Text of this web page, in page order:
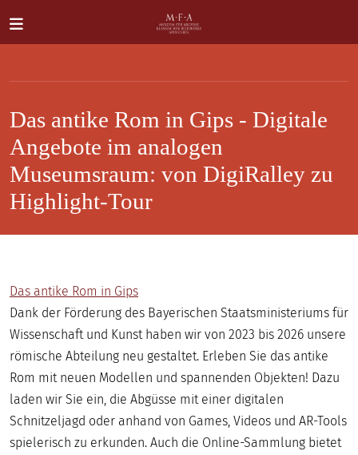
SUCHE
IHR
ANTIKE
FÜR
ALLE
MUSEUM
Das antike Rom in Gips - Digitale
Angebote im analogen
Museumsraum: von DigiRalley zu
Highlight-Tour
Das antike Rom in Gips
Dank der Förderung des Bayerischen Staatsministeriums für
Wissenschaft und Kunst haben wir von 2023 bis 2026 unsere
römische Abteilung neu gestaltet. Erleben Sie das antike
Rom mit neuen Modellen und spannenden Objekten! Dazu
laden wir Sie ein, die Abgüsse mit einer digitalen
Schnitzeljagd oder anhand von Games, Videos und AR-Tools
spielerisch zu erkunden. Auch die Online-Sammlung bietet